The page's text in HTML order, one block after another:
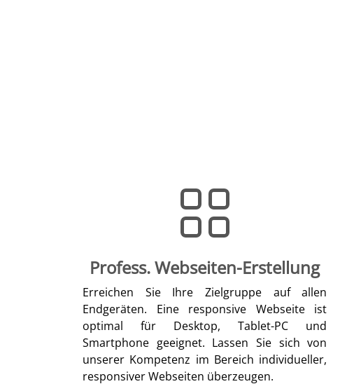
Profess. Webseiten-Erstellung
Erreichen Sie Ihre Zielgruppe auf allen
Endgeräten. Eine responsive Webseite ist
optimal für Desktop, Tablet-PC und
Smartphone geeignet. Lassen Sie sich von
unserer Kompetenz im Bereich individueller,
responsiver Webseiten überzeugen.